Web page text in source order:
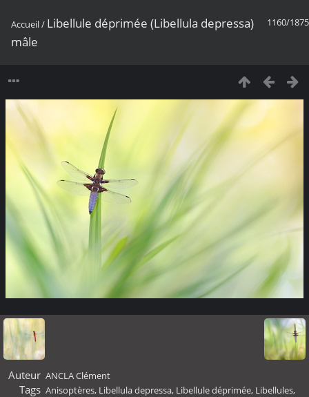
1160/1875
Accueil/ Libellule déprimée (Libellula depressa)
mâle
Auteur ANCLA Clément
Tags Anisoptères, Libellula depressa, Libellule déprimée, Libellules,